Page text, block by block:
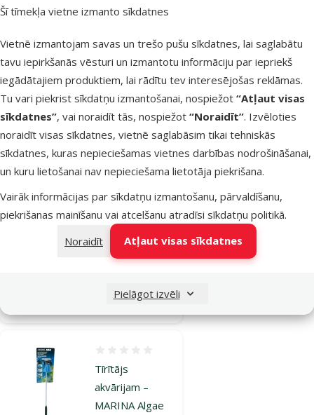
Šī tīmekļa vietne izmanto sīkdatnes
Vietnē izmantojam savas un trešo pušu sīkdatnes, lai saglabātu
tavu iepirkšanās vēsturi un izmantotu informāciju par iepriekš
iegādātajiem produktiem, lai rādītu tev interesējošas reklāmas.
Tu vari piekrist sīkdatņu izmantošanai, nospiežot “Atļaut visas
sīkdatnes”, vai noraidīt tās, nospiežot “Noraidīt”. Izvēloties
noraidīt visas sīkdatnes, vietnē saglabāsim tikai tehniskās
sīkdatnes, kuras nepieciešamas vietnes darbības nodrošināšanai,
un kuru lietošanai nav nepieciešama lietotāja piekrišana.
Vairāk informācijas par sīkdatņu izmantošanu, pārvaldīšanu,
piekrišanas mainīšanu vai atcelšanu atradīsi sīkdatņu politikā.
Noraidīt
Atļaut visas sīkdatnes
Pielāgot izvēli
Pievienot grozam
Magnēts
akvārija stiklu
tīrīšanai –
MARINA
Magnet Glass
Cleaner, 8 x 6 x
3,5 cm
Atsauksmes 0%
Oriģinālā cena
17,99 €
Cena
12,98 €
Atlaide
Pievienot grozam
Tīrītājs
akvārijam –
MARINA Algae